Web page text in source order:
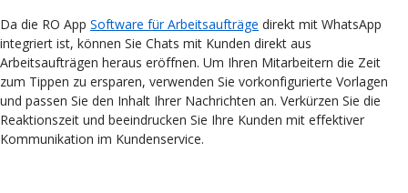
Da die RO App Software für Arbeitsaufträge direkt mit WhatsApp
integriert ist, können Sie Chats mit Kunden direkt aus
Arbeitsaufträgen heraus eröffnen. Um Ihren Mitarbeitern die Zeit
zum Tippen zu ersparen, verwenden Sie vorkonfigurierte Vorlagen
und passen Sie den Inhalt Ihrer Nachrichten an. Verkürzen Sie die
Reaktionszeit und beeindrucken Sie Ihre Kunden mit effektiver
Kommunikation im Kundenservice.